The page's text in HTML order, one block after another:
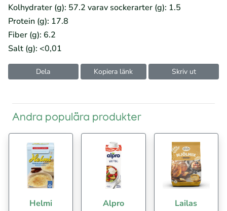
Kolhydrater (g): 57.2 varav sockerarter (g): 1.5
Protein (g): 17.8
Fiber (g): 6.2
Salt (g): <0,01
Dela Kopiera länk Skriv ut
Andra populära produkter
Helmi Alpro Lailas